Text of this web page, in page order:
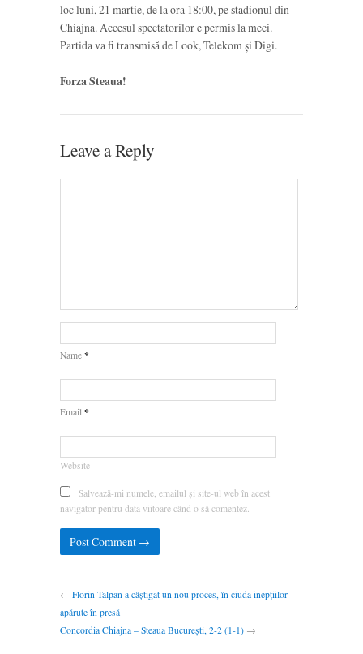
loc luni, 21 martie, de la ora 18:00, pe stadionul din
Chiajna. Accesul spectatorilor e permis la meci.
Partida va fi transmisă de Look, Telekom și Digi.
Forza Steaua!
Leave a Reply
Name *
Email *
Website
Salvează-mi numele, emailul și site-ul web în acest
navigator pentru data viitoare când o să comentez.
← Florin Talpan a câștigat un nou proces, în ciuda inepțiilor
apărute în presă
Concordia Chiajna – Steaua București, 2-2 (1-1) →